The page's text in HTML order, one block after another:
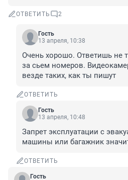
ОТВЕТИТЬ 2
Гость
13 апреля, 10:38
Очень хорошо. Ответишь не
за сьем номеров.
везде таких, как ты пишут
ОТВЕТИТЬ
Гость
13 апреля, 10:48
Запрет эксплуатации с
машины или багажник
ОТВЕТИТЬ
Гость